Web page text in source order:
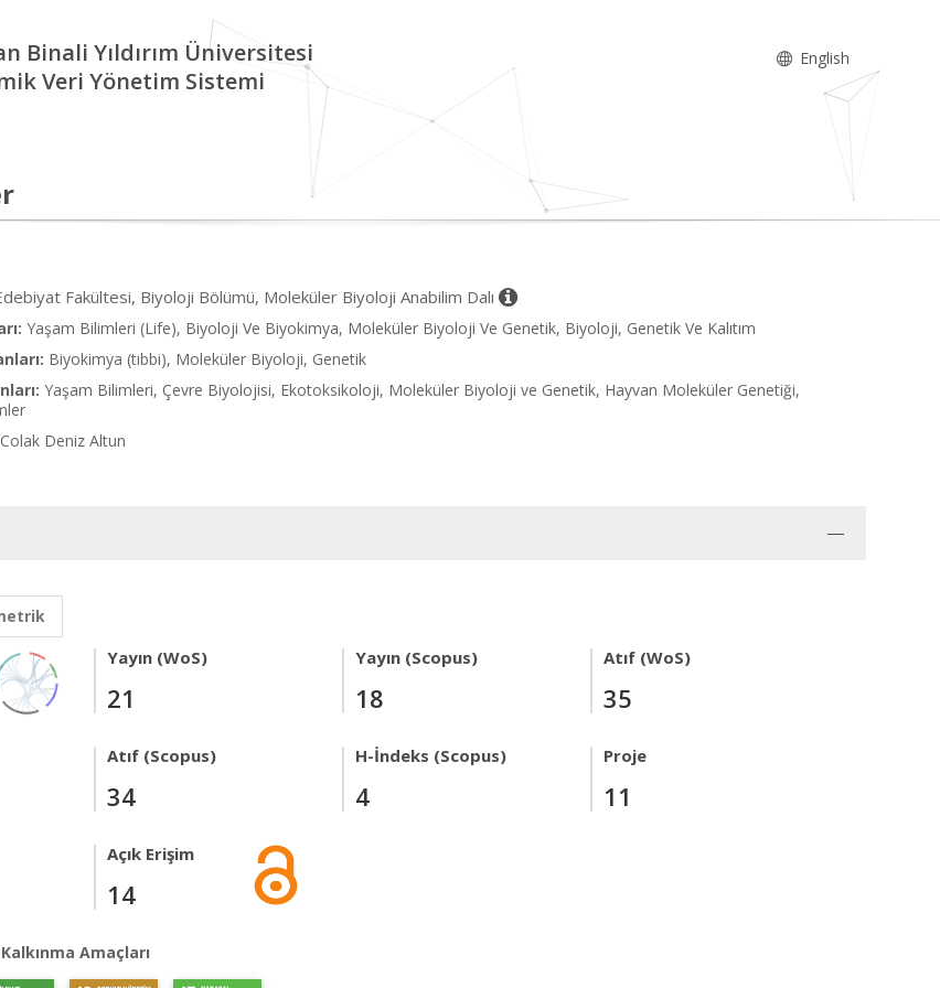
Binali Yıldırım Üniversitesi
Veri Yönetim Sistemi
English
Fakültesi, Biyoloji Bölümü, Moleküler Biyoloji Anabilim Dalı
Yaşam Bilimleri (Life), Biyoloji Ve Biyokimya, Moleküler Biyoloji Ve Genetik, Biyoloji, Genetik Ve Kalıtım
Biyokimya (tıbbi), Moleküler Biyoloji, Genetik
Yaşam Bilimleri, Çevre Biyolojisi, Ekotoksikoloji, Moleküler Biyoloji ve Genetik, Hayvan Moleküler Genetiği,
Colak Deniz Altun
Yayın (WoS)
21
Yayın (Scopus)
18
Atıf (WoS)
35
Atıf (Scopus)
34
H-İndeks (Scopus)
4
Proje
11
Açık Erişim
14
Amaçları